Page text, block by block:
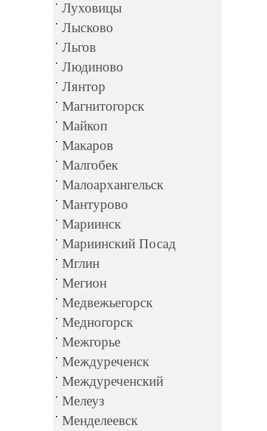
Луховицы
Лысково
Льгов
Людиново
Лянтор
Магнитогорск
Майкоп
Макаров
Малгобек
Малоархангельск
Мантурово
Мариинск
Мариинский Посад
Мглин
Мегион
Медвежьегорск
Медногорск
Межгорье
Междуреченск
Междуреченский
Мелеуз
Менделеевск